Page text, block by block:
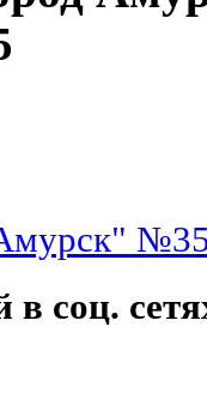
в соц.